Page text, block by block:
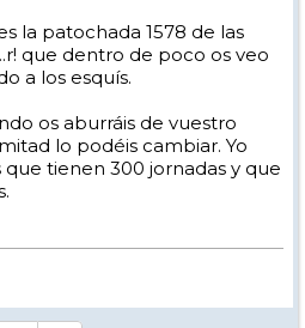
la patochada 1578 de las
que dentro de poco os veo
a los esquís.
os aburráis de vuestro
lo podéis cambiar. Yo
tienen 300 jornadas y que